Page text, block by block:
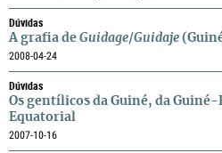
Dúvidas
A grafia de Guidage/Guidaje
2008-04-24
Dúvidas
Os gentílicos da Guiné, da Guiné-
Equatorial
2007-10-16